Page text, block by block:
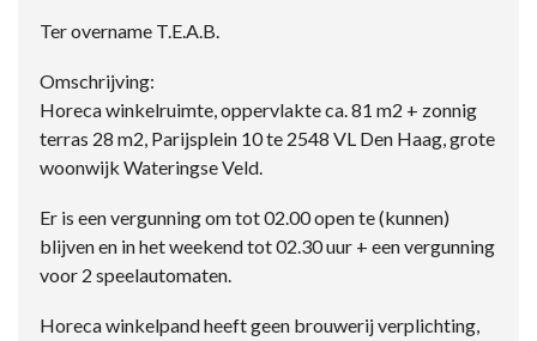
Ter overname T.E.A.B.
Omschrijving:
Horeca winkelruimte, oppervlakte ca. 81 m2 + zonnig
terras 28 m2, Parijsplein 10 te 2548 VL Den Haag, grote
woonwijk Wateringse Veld.
Er is een vergunning om tot 02.00 open te (kunnen)
blijven en in het weekend tot 02.30 uur + een vergunning
voor 2 speelautomaten.
Horeca winkelpand heeft geen brouwerij verplichting,